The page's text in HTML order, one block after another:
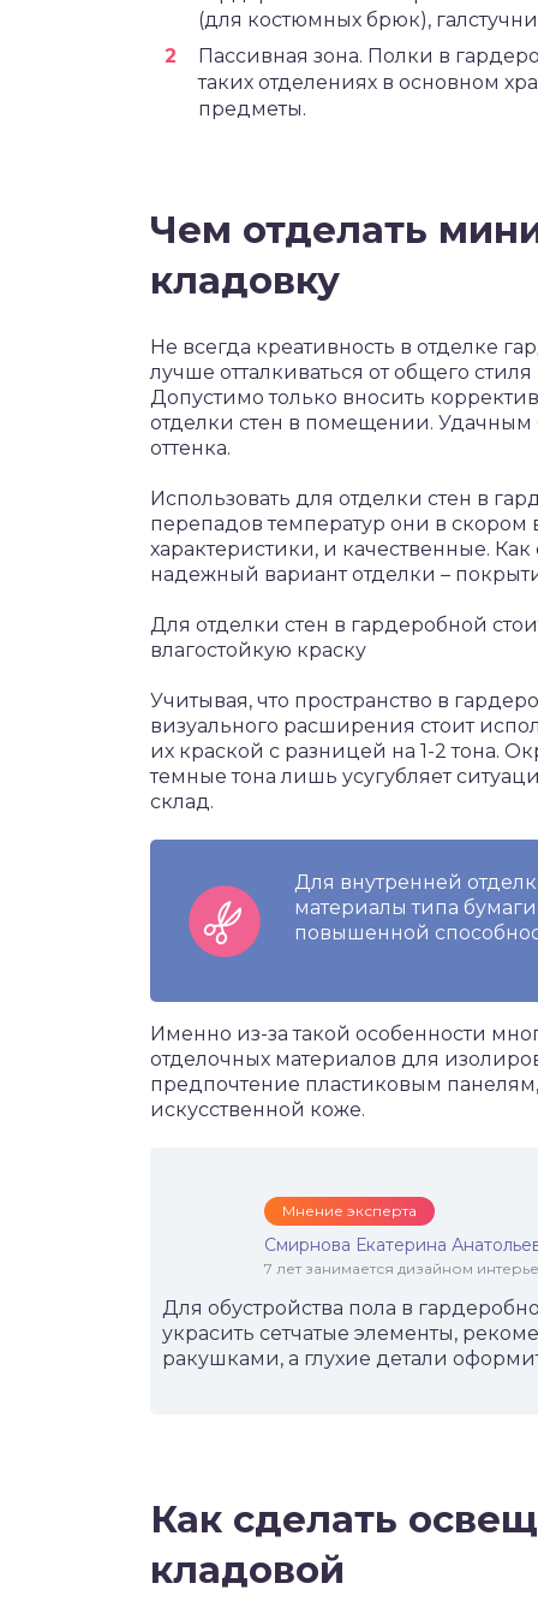
(для костюмных брюк),
Пассивная зона. Полки в
таких отделениях в основном
предметы.
Чем отделать
кладовку
Не всегда креативность в отделке
лучше отталкиваться от общего
Допустимо только вносить
отделки стен в помещении. Удачным
оттенка.
Использовать для отделки стен в
перепадов температур они в
характеристики, и качественные.
надежный вариант отделки –
Для отделки стен в гардеробной
влагостойкую краску
Учитывая, что пространство в
визуального расширения стоит
их краской с разницей на 1-2 тона.
темные тона лишь усугубляет
склад.
Для внутренней
материалы типа
повышенной
Именно из-за такой особенности
отделочных материалов для
предпочтение пластиковым
искусственной коже.
Мнение эксперта
Смирнова Екатерина
7 лет занимается дизайном
Для обустройства пола в
украсить сетчатые элементы,
ракушками, а глухие детали
Как сделать
кладовой